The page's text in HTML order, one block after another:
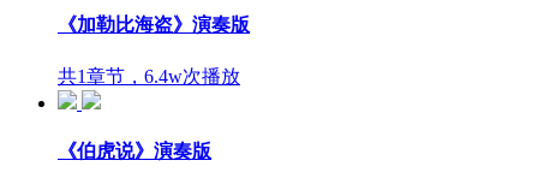
《加勒比海盗》演奏版
共1章节，6.4w次播放
《伯虎说》演奏版